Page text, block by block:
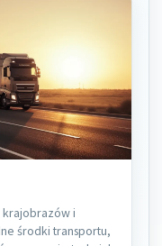
krajobrazów i
środki transportu,